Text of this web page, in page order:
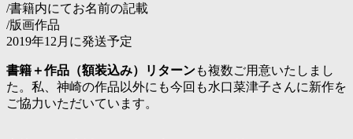
/書籍内にてお名前の記載
/版画作品
2019年12月に発送予定
書籍＋作品（額装込み）リターンも複数ご用意いたしまし
た。私、神崎の作品以外にも今回も水口菜津子さんに新作を
ご協力いただいています。